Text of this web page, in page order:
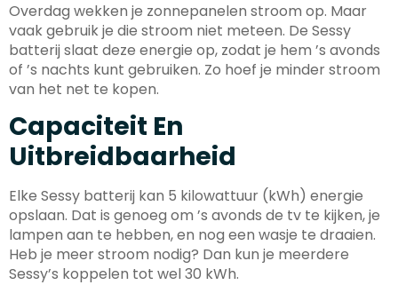
Overdag wekken je zonnepanelen stroom op. Maar
vaak gebruik je die stroom niet meteen. De Sessy
batterij slaat deze energie op, zodat je hem ’s avonds
of ’s nachts kunt gebruiken. Zo hoef je minder stroom
van het net te kopen.
Capaciteit En
Uitbreidbaarheid
Elke Sessy batterij kan 5 kilowattuur (kWh) energie
opslaan. Dat is genoeg om ’s avonds de tv te kijken, je
lampen aan te hebben, en nog een wasje te draaien.
Heb je meer stroom nodig? Dan kun je meerdere
Sessy’s koppelen tot wel 30 kWh.